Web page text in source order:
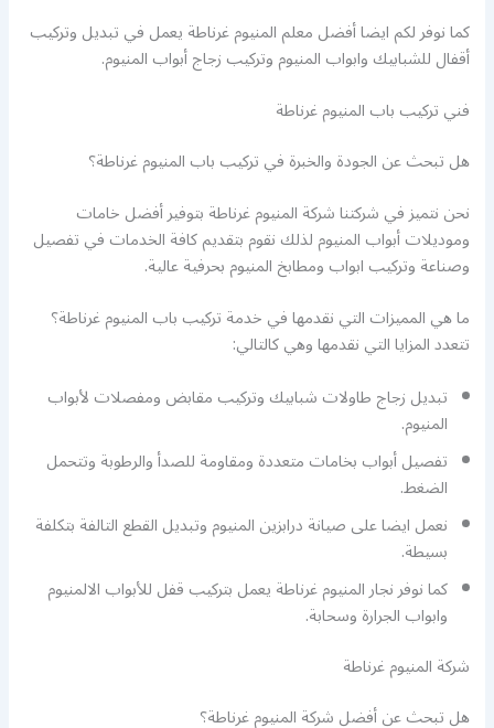
كما نوفر لكم ايضا أفضل معلم المنيوم غرناطة يعمل في تبديل وتركيب
أقفال للشبابيك وابواب المنيوم وتركيب زجاج أبواب المنيوم.
فني تركيب باب المنيوم غرناطة
هل تبحث عن الجودة والخبرة في تركيب باب المنيوم غرناطة؟
نحن نتميز في شركتنا شركة المنيوم غرناطة بتوفير أفضل خامات
وموديلات أبواب المنيوم لذلك نقوم بتقديم كافة الخدمات في تفصيل
وصناعة وتركيب ابواب ومطابخ المنيوم بحرفية عالية.
ما هي المميزات التي نقدمها في خدمة تركيب باب المنيوم غرناطة؟
تتعدد المزايا التي نقدمها وهي كالتالي:
تبديل زجاج طاولات شبابيك وتركيب مقابض ومفصلات لأبواب
المنيوم.
تفصيل أبواب بخامات متعددة ومقاومة للصدأ والرطوبة وتتحمل
الضغط.
نعمل ايضا على صيانة درابزين المنيوم وتبديل القطع التالفة بتكلفة
بسيطة.
كما نوفر نجار المنيوم غرناطة يعمل بتركيب قفل للأبواب الالمنيوم
وابواب الجرارة وسحابة.
شركة المنيوم غرناطة
هل تبحث عن أفضل شركة المنيوم غرناطة؟